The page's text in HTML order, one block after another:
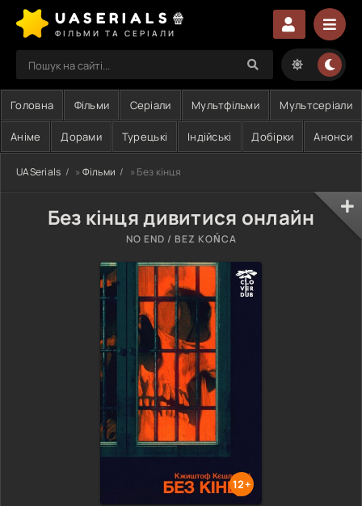
UASERIALS🍿
ФІЛЬМИ ТА СЕРІАЛИ
Головна Фільми Серіали Мультфільми Мультсеріали
Аніме Дорами Турецькі Індійські Добірки Анонси
UASerials » Фільми » Без кінця
Без кінця дивитися онлайн
NO END / BEZ KOŃCA
12+